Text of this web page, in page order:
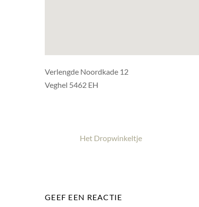
Verlengde Noordkade 12
Veghel 5462 EH
Het Dropwinkeltje
GEEF EEN REACTIE